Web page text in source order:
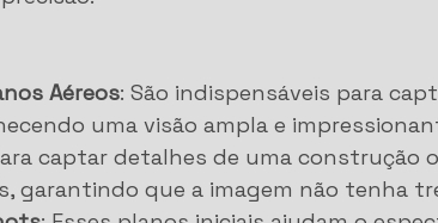
Aéreos: São indispensáveis para
uma visão ampla e
captar detalhes de uma construção
garantindo que a imagem não tenha